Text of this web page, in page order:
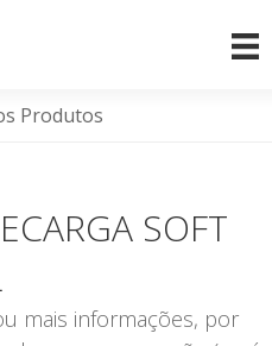
Produtos
SOFT
mais informações, por